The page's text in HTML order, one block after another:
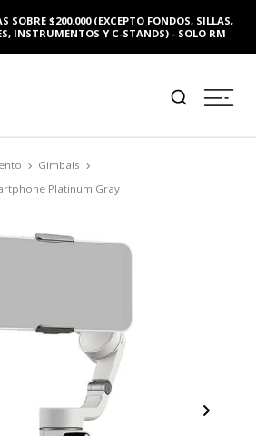
SOBRE $200.000 (EXCEPTO FONDOS, SILLAS,
INSTRUMENTOS Y C-STANDS) - SOLO RM
Gimbals
Platinum Gray